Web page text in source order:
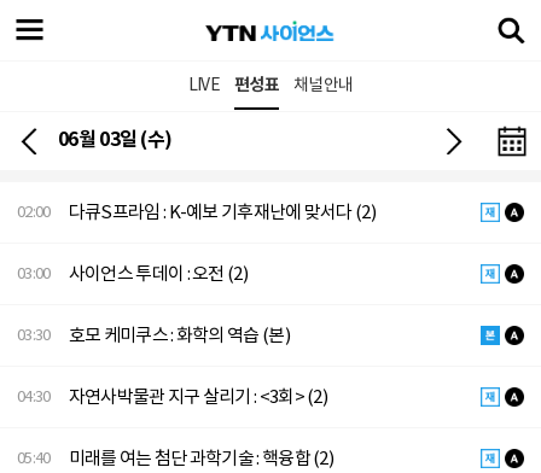
LIVE 편성표 채널안내
06월 03일 (수)
02:00 다큐S프라임 : K-예보 기후재난에 맞서다 (2)
03:00 사이언스 투데이 : 오전 (2)
03:30 호모 케미쿠스 : 화학의 역습 (본)
04:30 자연사박물관 지구 살리기 : <3회> (2)
05:40 미래를 여는 첨단 과학기술 : 핵융합 (2)